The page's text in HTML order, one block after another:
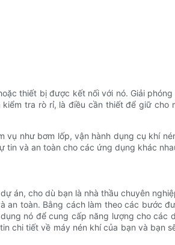
thiết bị được kết nối với nó. Giải
tra rò rỉ, là điều cần thiết để giữ cho
như bơm lốp, vận hành dụng cụ khí
tin và an toàn cho các ứng dụng khác
án, cho dù bạn là nhà thầu chuyên
toàn. Bằng cách làm theo các bước
nó để cung cấp năng lượng cho các
chi tiết về máy nén khí của bạn và bạn